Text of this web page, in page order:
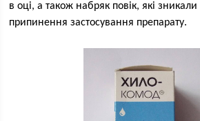
в оці, а також набряк повік, які зникали
припинення застосування препарату.